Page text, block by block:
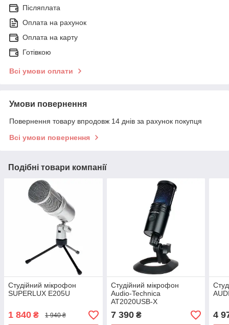
Післяплата
Оплата на рахунок
Оплата на карту
Готівкою
Всі умови оплати
Умови повернення
Повернення товару впродовж 14 днів за рахунок покупця
Всі умови повернення
Подібні товари компанії
Студійний мікрофон
SUPERLUX E205U
1 840 ₴ 1 940 ₴
Студійний мікрофон
Audio-Technica
AT2020USB-X
7 390₴ 4